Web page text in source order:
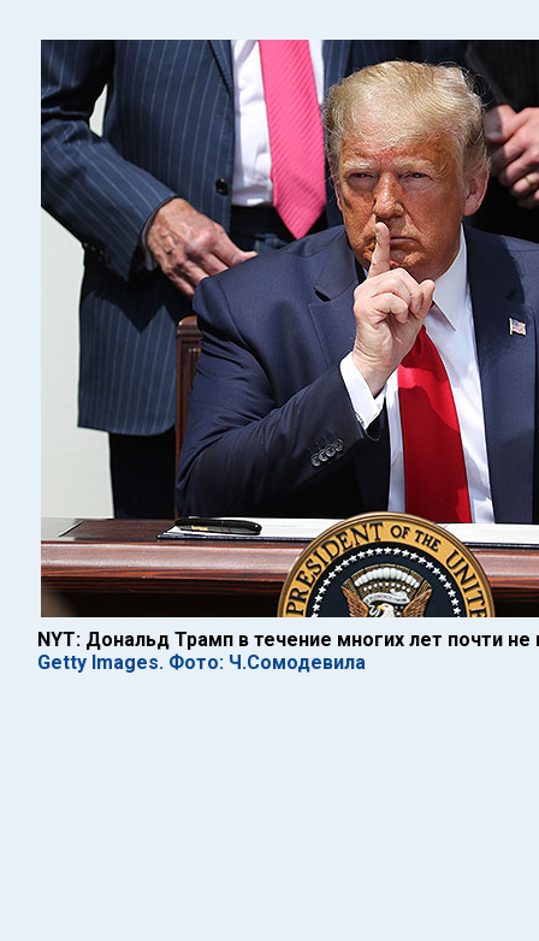
NYT: Дональд Трамп в течение многих лет почти не
Getty Images. Фото: Ч.Сомодевила